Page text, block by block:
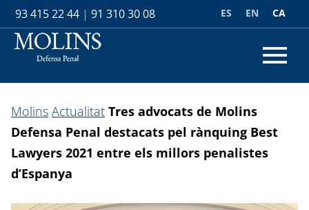
93 415 22 44 | 91 310 30 08 CA
EN
ES
Molins Actualitat Tres advocats de Molins
Defensa Penal destacats pel rànquing Best
Lawyers 2021 entre els millors penalistes
d’Espanya